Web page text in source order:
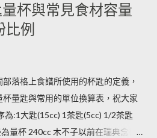
自己的經驗是冰過的馬鈴薯煮完比
到相關的原因。歡迎大家提供。 3.
切塊或壓泥分裝，送入冷凍庫冷
冷凍的過程，水分會與澱粉脫離，
出水，不同的馬鈴薯品種，出水程
冷凍庫的幸福生活提案一書提到：
鈴薯解凍後水水軟軟的狀態。木不
杯與常見食材容量
例
落格上食譜所使用的杯匙的定義，
量匙與常用的單位換算表，祝大家
為:1大匙(15cc) 1茶匙(5cc) 1/2茶匙
量杯 240cc 木不子以前在瑞典念書